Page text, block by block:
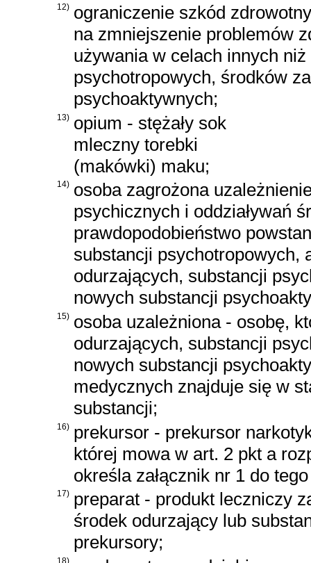
12) ograniczenie szkód
na zmniejszenie problemów
używania w celach innych
psychotropowych, środków
psychoaktywnych;
13) opium - stężały sok
mleczny torebki
(makówki) maku;
14) osoba zagrożona
psychicznych i oddziaływań
prawdopodobieństwo
substancji psychotropowych,
odurzających, substancji
nowych substancji
15) osoba uzależniona - osobę,
odurzających, substancji
nowych substancji
medycznych znajduje się w
substancji;
16) prekursor - prekursor
której mowa w art. 2 pkt a
określa załącznik nr 1 do
17) preparat - produkt leczniczy
środek odurzający lub
prekursory;
18)